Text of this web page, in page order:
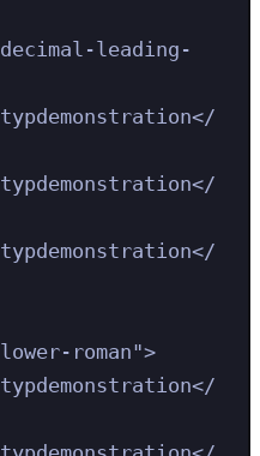
leading-
</
</
</
roman">
</